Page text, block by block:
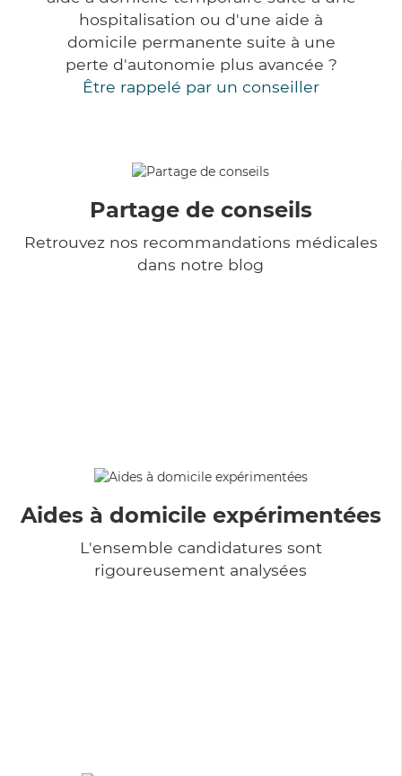
hospitalisation ou d'une aide à
domicile permanente suite à une
perte d'autonomie plus avancée ?
Être rappelé par un conseiller
Partage de conseils
Retrouvez nos recommandations médicales
dans notre blog
Aides à domicile expérimentées
L'ensemble candidatures sont
rigoureusement analysées